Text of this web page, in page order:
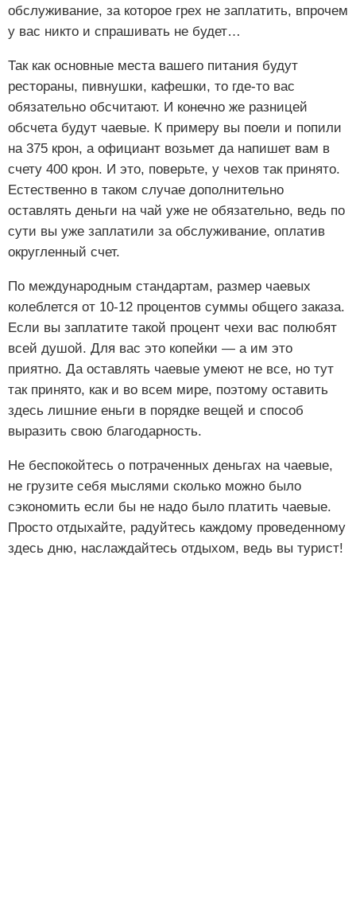
обслуживание, за которое грех не заплатить, впрочем
у вас никто и спрашивать не будет…
Так как основные места вашего питания будут
рестораны, пивнушки, кафешки, то где-то вас
обязательно обсчитают. И конечно же разницей
обсчета будут чаевые. К примеру вы поели и попили
на 375 крон, а официант возьмет да напишет вам в
счету 400 крон. И это, поверьте, у чехов так принято.
Естественно в таком случае дополнительно
оставлять деньги на чай уже не обязательно, ведь по
сути вы уже заплатили за обслуживание, оплатив
округленный счет.
По международным стандартам, размер чаевых
колеблется от 10-12 процентов суммы общего заказа.
Если вы заплатите такой процент чехи вас полюбят
всей душой. Для вас это копейки — а им это
приятно. Да оставлять чаевые умеют не все, но тут
так принято, как и во всем мире, поэтому оставить
здесь лишние еньги в порядке вещей и способ
выразить свою благодарность.
Не беспокойтесь о потраченных деньгах на чаевые,
не грузите себя мыслями сколько можно было
сэкономить если бы не надо было платить чаевые.
Просто отдыхайте, радуйтесь каждому проведенному
здесь дню, наслаждайтесь отдыхом, ведь вы турист!